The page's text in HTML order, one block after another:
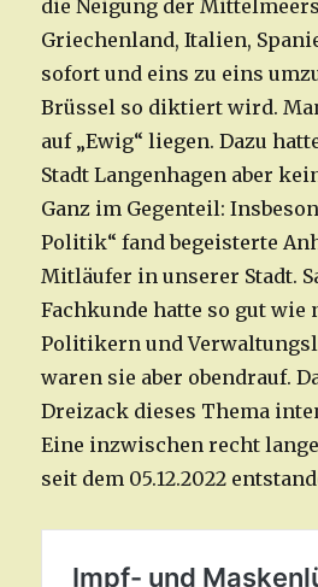
die Neigung der
Griechenland, Italien,
sofort und eins zu eins
Brüssel so diktiert wird.
auf „Ewig“ liegen. Dazu
Stadt Langenhagen aber
Ganz im Gegenteil:
Politik“ fand begeisterte
Mitläufer in unserer Stadt.
Fachkunde hatte so gut wie
Politikern und
waren sie aber obendrauf.
Dreizack dieses Thema
Eine inzwischen recht
seit dem 05.12.2022